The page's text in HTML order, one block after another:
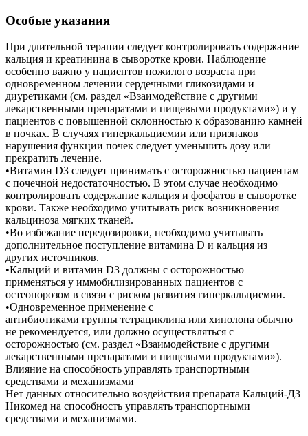
Особые указания
При длительной терапии следует контролировать содержание
кальция и креатинина в сыворотке крови. Наблюдение
особенно важно у пациентов пожилого возраста при
одновременном лечении сердечными гликозидами и
диуретиками (см. раздел «Взаимодействие с другими
лекарственными препаратами и пищевыми продуктами») и у
пациентов с повышенной склонностью к образованию камней
в почках. В случаях гиперкальциемии или признаков
нарушения функции почек следует уменьшить дозу или
прекратить лечение.
•Витамин D3 следует принимать с осторожностью пациентам
с почечной недостаточностью. В этом случае необходимо
контролировать содержание кальция и фосфатов в сыворотке
крови. Также необходимо учитывать риск возникновения
кальциноза мягких тканей.
•Во избежание передозировки, необходимо учитывать
дополнительное поступление витамина D и кальция из
других источников.
•Кальций и витамин D3 должны с осторожностью
применяться у иммобилизированных пациентов с
остеопорозом в связи с риском развития гиперкальциемии.
•Одновременное применение с
антибиотиками группы тетрациклина или хинолона обычно
не рекомендуется, или должно осуществляться с
осторожностью (см. раздел «Взаимодействие с другими
лекарственными препаратами и пищевыми продуктами»).
Влияние на способность управлять транспортными
средствами и механизмами
Нет данных относительно воздействия препарата Кальций-Д3
Никомед на способность управлять транспортными
средствами и механизмами.